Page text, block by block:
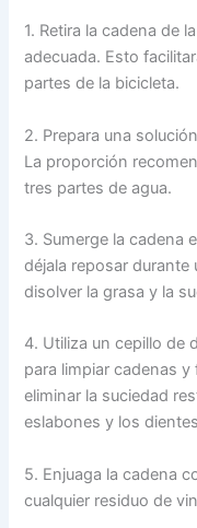
1. Retira la cadena de
adecuada. Esto
partes de la bicicleta.
2. Prepara una
La proporción
tres partes de agua.
3. Sumerge la cadena
déjala reposar durante
disolver la grasa y la
4. Utiliza un cepillo de
para limpiar cadenas
eliminar la suciedad
eslabones y los
5. Enjuaga la cadena
cualquier residuo de